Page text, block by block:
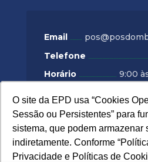
O site da EPD usa “Cookies
Sessão ou Persistentes” para
sistema, que podem armazenar
indiretamente. Conforme
Privacidade e Políticas de
O site da EPD usa “Cookies
Sessão ou Persistentes” para
sistema, que podem armazenar
indiretamente. Conforme
Privacidade e Políticas de
Email
Telefone
Horário
9:00
POLÍTICAS DE
Política de Privacidade